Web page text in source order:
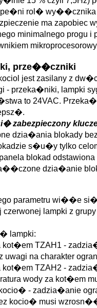
pe�ni rol�
ma zapobiec
minimalnego progu
prze��czniki
jest zasilany z
- przeka�niki, lampki
to 24VAC.
zabezpieczony
dzia�ania blokady
s�u�y tylko
blokad
dzia�anie
parametru wi��e
lampki z
lampki:
kot�em TZAH1 -
na charakter
kot�em TZAH2 -
wody za kot�em
- zadzia�anie
kocio� musi